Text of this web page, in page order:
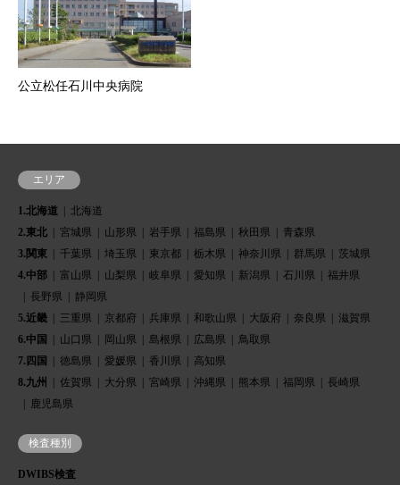
公立松任石川中央病院
エリア
1.北海道
北海道
2.東北
宮城県 山形県 岩手県 福島県 秋田県
青森県
3.関東
千葉県 埼玉県 東京都 栃木県 神奈川県 群馬県
茨城県
4.中部
富山県 山梨県 岐阜県 愛知県 新潟県 石川県
福井県
長野県
静岡県
5.近畿
三重県 京都府 兵庫県 和歌山県 大阪府 奈良県
滋賀県
6.中国
山口県 岡山県 島根県 広島県
鳥取県
7.四国
徳島県 愛媛県 香川県
高知県
8.九州
佐賀県 大分県 宮崎県 沖縄県 熊本県 福岡県
長崎県
鹿児島県
検査種別
DWIBS検査